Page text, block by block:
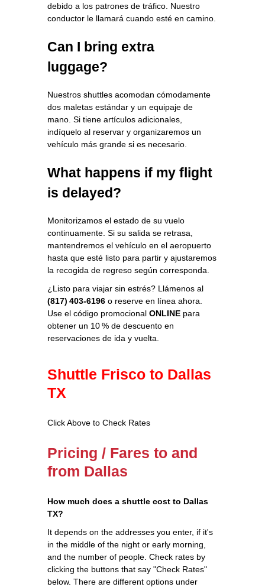
debido a los patrones de tráfico. Nuestro
conductor le llamará cuando esté en camino.
Can I bring extra
luggage?
Nuestros shuttles acomodan cómodamente
dos maletas estándar y un equipaje de
mano. Si tiene artículos adicionales,
indíquelo al reservar y organizaremos un
vehículo más grande si es necesario.
What happens if my flight
is delayed?
Monitorizamos el estado de su vuelo
continuamente. Si su salida se retrasa,
mantendremos el vehículo en el aeropuerto
hasta que esté listo para partir y ajustaremos
la recogida de regreso según corresponda.
¿Listo para viajar sin estrés? Llámenos al
(817) 403‑6196 o reserve en línea ahora.
Use el código promocional ONLINE para
obtener un 10 % de descuento en
reservaciones de ida y vuelta.
Shuttle Frisco to Dallas
TX
Click Above to Check Rates
Pricing / Fares to and
from Dallas
How much does a shuttle cost to Dallas
TX?
It depends on the addresses you enter, if it's
in the middle of the night or early morning,
and the number of people. Check rates by
clicking the buttons that say "Check Rates"
below. There are different options under